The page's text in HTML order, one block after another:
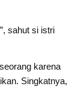
sahut si istri
karena
Singkatnya,